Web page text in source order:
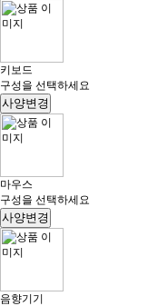
키보드
구성을 선택하세요
사양변경
마우스
구성을 선택하세요
사양변경
음향기기